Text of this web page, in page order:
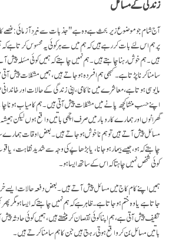
آج شام جو موضوع زیربحث ہے وہ ہے "جذبات سے نبرد آزمائی: غصے
پر ہم اس لئے بات کر رہے ہیں کہ ہم میں سے ہر کوئی یہ محسوس کرتا ہے کہ
ہیں۔ ہم خوش رہنا چاہتے ہیں۔ ہم نہیں چاہتے کہ ہمیں کوئی مسٔلہ پیش
سامنا کرنا پڑتا ہے۔ کبھی ہم افسردہ ہو جاتے ہیں، ہمیں مشکلات پیش
مایوسی ہوتا ہے، معاشرے میں ناکامی، اپنی زندگی کے حالات اور
اپنے حسب منشا کچھ پانے میں مشکلات پیش آتی ہیں۔ ہم کامیاب ہونا
گھرانوں اور ہمارے کاروبار میں صرف اچھی باتیں واقع ہوں لیکن
مسائل پیش آتے ہیں تو ہم ناخوش ہو جاتے ہیں۔ بعض اوقات ہمارے
چاہتے کہ ہو، جیسے بیمار ہو جانا، یا بڑھاپے کی وجہ سے شدید نقاہت،
کوئی شخص نہیں چاہتا کہ اس کے ساتھ ایسا ہو۔
ہمیں اپنے کام کاج میں مسائل پیش آتے ہیں۔ بعض دفعہ حالات ایسے
جاتا ہے یا وہ ختم ہو جاتا ہے۔ ظاہر ہے کہ ہم نہیں چاہتے کہ ایسا ہو مگر
تکلیف پیش آتی ہے، ہم اپنا کوئی نقصان کر بیٹھتے ہیں، ہمیں کوئی حادثہ
باتیں مسائل بن کر واقع ہوتی رہتی ہیں جن کا ہم سامنا کرتے ہیں۔